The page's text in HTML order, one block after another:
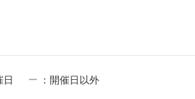
したい。
す。遠軽を幸福度がNo. 1の地
日 remove ：開催日以外